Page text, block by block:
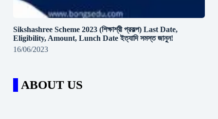
Sikshashree Scheme 2023 (শিক্ষাশ্রী প্রকল্প) Last Date,
Eligibility, Amount, Lunch Date ইত্যাদি সমস্ত জানুন!
16/06/2023
ABOUT US